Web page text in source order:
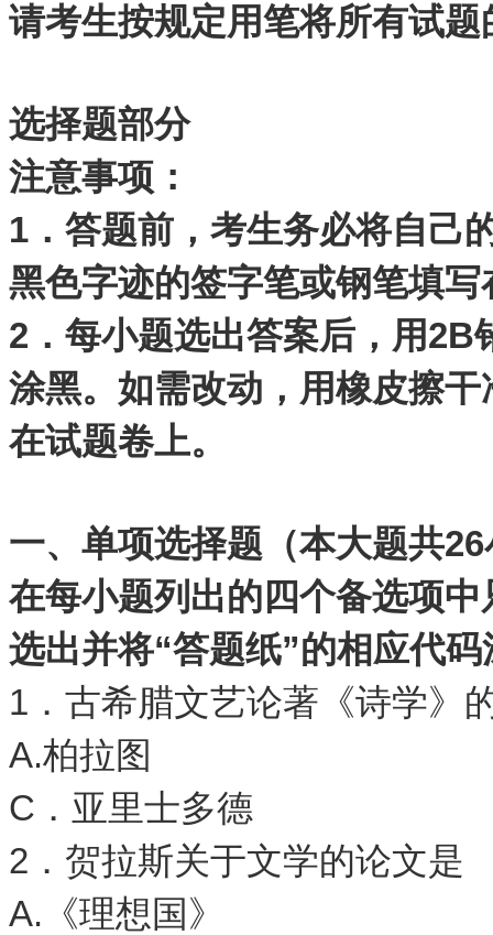
请考生按规定用笔将所有试
选择题部分
注意事项：
1 ．答题前，考生务必将自己
黑色字迹的签字笔或钢笔填
2 ．每小题选出答案后，用2B
涂黑。如需改动，用橡皮擦
在试题卷上。
一、单项选择题（本大题共26
在每小题列出的四个备选项
选出并将“答题纸”的相应代
1．古希腊文艺论著《诗学》
A.柏拉图
C．亚里士多
2．贺拉斯关于文学的论文是
A.《理想国》